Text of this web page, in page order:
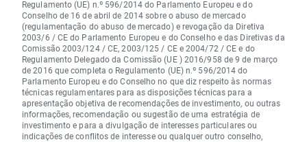
Regulamento (UE) n.º 596/2014 do Parlamento Europeu e do
Conselho de 16 de abril de 2014 sobre o abuso de mercado
(regulamentação do abuso de mercado) e revogação da Diretiva
2003/6 / CE do Parlamento Europeu e do Conselho e das Diretivas da
Comissão 2003/124 / CE, 2003/125 / CE e 2004/72 / CE e do
Regulamento Delegado da Comissão (UE ) 2016/958 de 9 de março
de 2016 que completa o Regulamento (UE) n.º 596/2014 do
Parlamento Europeu e do Conselho no que diz respeito às normas
técnicas regulamentares para as disposições técnicas para a
apresentação objetiva de recomendações de investimento, ou outras
informações, recomendação ou sugestão de uma estratégia de
investimento e para a divulgação de interesses particulares ou
indicações de conflitos de interesse ou qualquer outro conselho,